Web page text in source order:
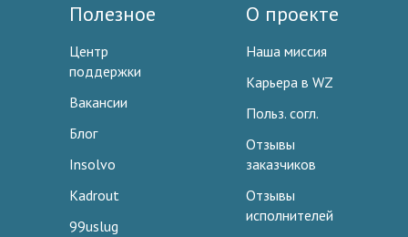
Полезное
Центр
поддержки
Вакансии
Блог
Insolvo
Kadrout
99uslug
О проекте
Наша миссия
Карьера в WZ
Польз. согл.
Отзывы
заказчиков
Отзывы
исполнителей